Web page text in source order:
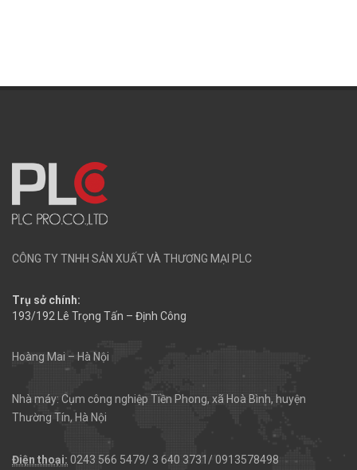
CÔNG TY TNHH SẢN XUẤT VÀ THƯƠNG MẠI PLC
Trụ sở chính:
193/192 Lê Trọng Tấn – Định Công
Hoàng Mai – Hà Nội
Nhà máy: Cụm công nghiệp Tiền Phong, xã Hoà Bình, huyện
Thường Tín, Hà Nội
Điện thoại: 0243 566 5479/ 3 640 3731/ 0913578498